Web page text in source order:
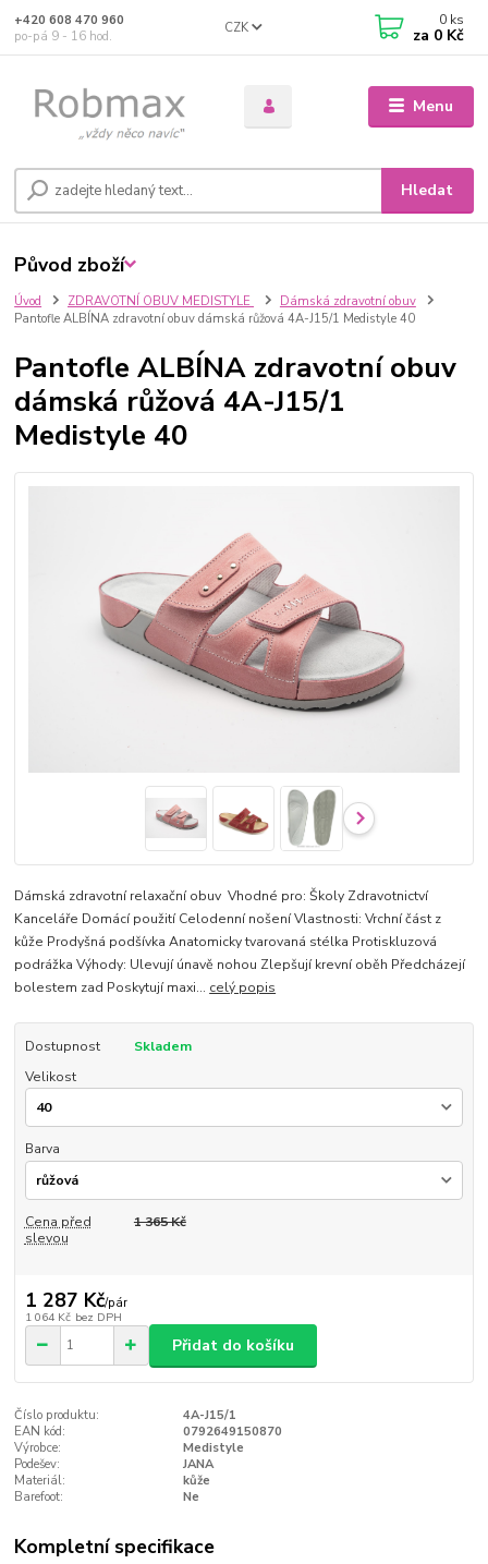
Menu
CZK
Hledat
+420 608 470 960
po-pá 9 - 16 hod.
0 ks
za 0 Kč
Úvod ZDRAVOTNÍ OBUV MEDISTYLE
Dámská zdravotní obuv
Pantofle ALBÍNA zdravotní obuv dámská růžová 4A-J15/1 Medistyle 40
Pantofle ALBÍNA zdravotní obuv
dámská růžová 4A-J15/1
Medistyle 40
Dámská zdravotní relaxační obuv Vhodné pro: Školy Zdravotnictví
Kanceláře Domácí použití Celodenní nošení Vlastnosti: Vrchní část z
kůže Prodyšná podšívka Anatomicky tvarovaná stélka Protiskluzová
podrážka Výhody: Ulevují únavě nohou Zlepšují krevní oběh Předcházejí
bolestem zad Poskytují maxi... celý popis
Dostupnost
Skladem
Velikost
Barva
Cena před
slevou
1 365 Kč
1 287 Kč/pár
1 064 Kč bez DPH
Přidat do košíku
Číslo produktu:
4A-J15/1
EAN kód:
0792649150870
Výrobce:
Medistyle
Podešev:
JANA
Materiál:
kůže
Barefoot:
Ne
Kompletní specifikace
Původ zboží